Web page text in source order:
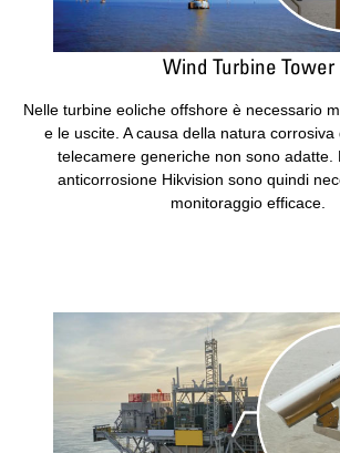
Wind Turbine Tower
Nelle turbine eoliche offshore è necessario
e le uscite. A causa della natura
telecamere generiche non sono adatte.
anticorrosione Hikvision sono quindi
monitoraggio efficace.